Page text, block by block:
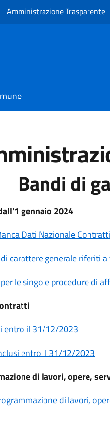
Amministrazione Trasparente
Bandi di
gennaio 2024
Dati Nazionale
carattere generale riferiti
le singole procedure di
entro il 31/12/2023
entro il 31/12/2023
di lavori, opere,
di lavori,